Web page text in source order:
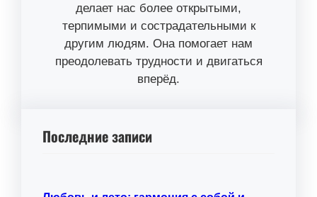
делает нас более открытыми,
терпимыми и сострадательными к
другим людям. Она помогает нам
преодолевать трудности и двигаться
вперёд.
Последние записи